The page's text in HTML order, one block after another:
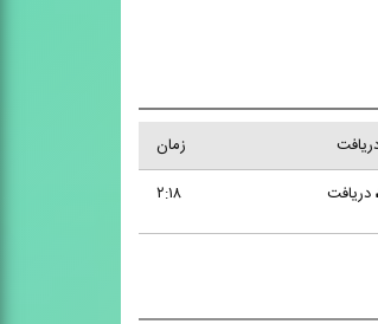
زمان
۲:۱۸ دریافت